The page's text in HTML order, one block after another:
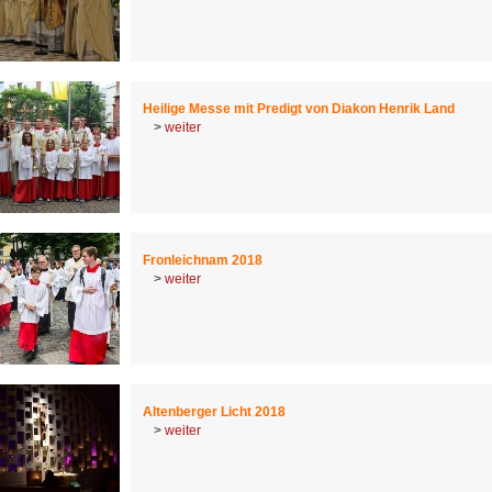
Heilige Messe mit Predigt von Diakon Henrik Land
> weiter
Fronleichnam 2018
> weiter
Altenberger Licht 2018
> weiter